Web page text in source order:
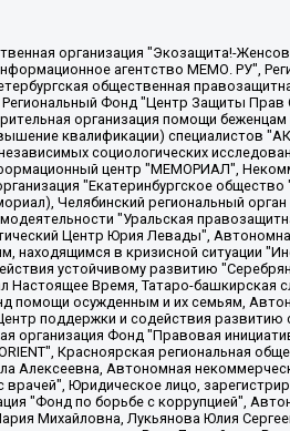
социальной поддержки населения "Проект Апрель", Региональная общественная организация помощи женщинам и детям, находящимся в кризисной ситуации "Информационно-методический центр "Анна", Фонд содействия развитию массовых коммуникаций и правовому просвещению "Так-так-Так", Фонд содействия устойчивому развитию "Серебряная тайга", Свердловский региональный общественный фонд социальных проектов "Новое время", "Idel.Реалии", Кавказ.Реалии, Крым.Реалии, Телеканал Настоящее Время, Татаро-башкирская служба Радио Свобода (Azatliq Radiosi), Радио Свободная Европа/Радио Свобода (PCE/PC), "Сибирь.Реалии", "Фактограф", Благотворительный фонд помощи осужденным и их семьям, Автономная некоммерческая организация "Институт глобализации и социальных движений", Фонд "В защиту прав заключенных", Частное учреждение "Центр поддержки и содействия развитию средств массовой информации", Пензенский региональный общественный благотворительный фонд "Гражданский союз", "Север.Реалии", Некоммерческая организация Фонд "Правовая инициатива", Общество с ограниченной ответственностью "Радио Свободная Европа/Радио Свобода", Чешское информационное агентство "MEDIUM-ORIENT", Красноярская региональная общественная организация "Мы против СПИДа", Камалягин Денис Николаевич, Маркелов Сергей Евгеньевич, Пономарев Лев Александрович, Савицкая Людмила Алексеевна, Автономная некоммерческая организация "Центр по работе с проблемой насилия "НАСИЛИЮ.НЕТ", Межрегиональный профессиональный союз работников здравоохранения "Альянс врачей", Юридическое лицо, зарегистрированное в Латвийской Республике, SIA "Medusa Project" (регистрационный номер 40103797863, дата регистрации 10.06.2014), Некоммерческая организация "Фонд по борьбе с коррупцией", Автономная некоммерческая организация "Институт права и публичной политики", Баданин Роман Сергеевич, Гликин Максим Александрович, Железнова Мария Михайловна, Лукьянова Юлия Сергеевна, Маетная Елизавета Витальевна, Маняхин Петр Борисович, Чуракова Ольга